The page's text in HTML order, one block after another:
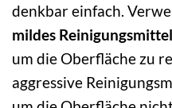
denkbar einfach.
mildes Reinigungsmittel
um die Oberfläche zu
aggressive